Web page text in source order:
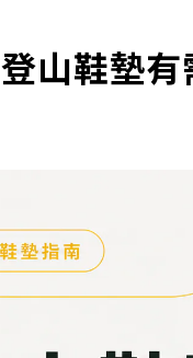
登山鞋墊